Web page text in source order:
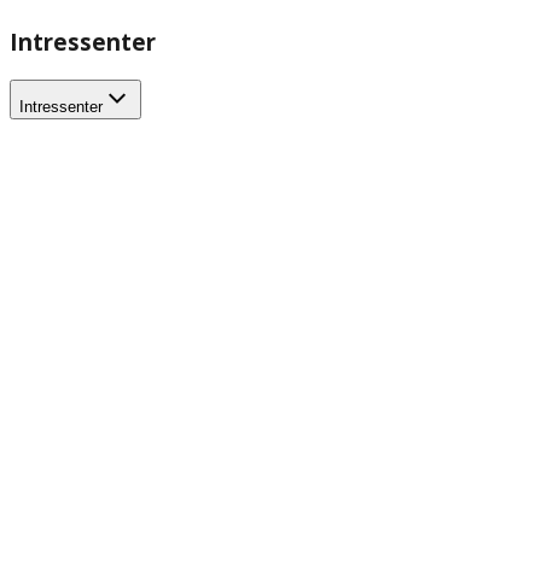
Intressenter
Intressenter